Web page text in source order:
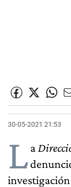
30-05-2021 21:53
La
investigación